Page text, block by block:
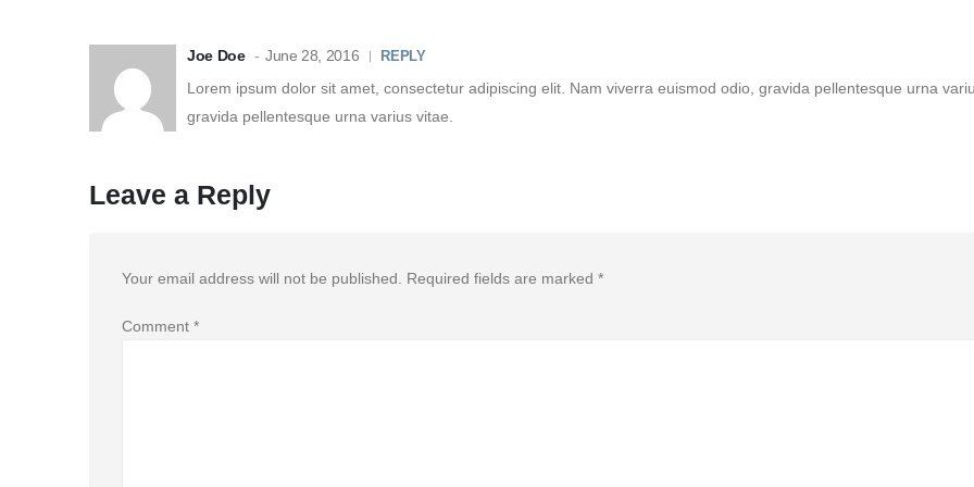
Joe Doe June 28, 2016 REPLY
Lorem ipsum dolor sit amet, consectetur adipiscing elit. Nam viverra euismod odio, gravida pellentesque urna
gravida pellentesque urna varius vitae.
Leave a Reply
Your email address will not be published. Required fields are marked *
Comment *